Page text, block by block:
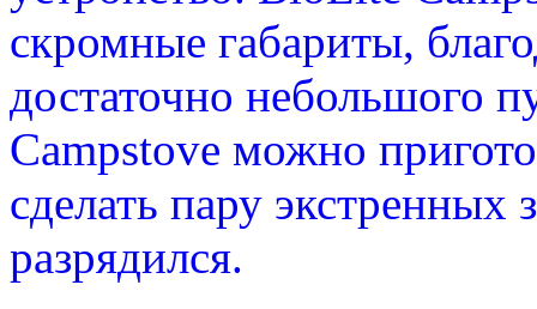
скромные габариты,
достаточно небольшого
Campstove можно
сделать пару
разрядился.